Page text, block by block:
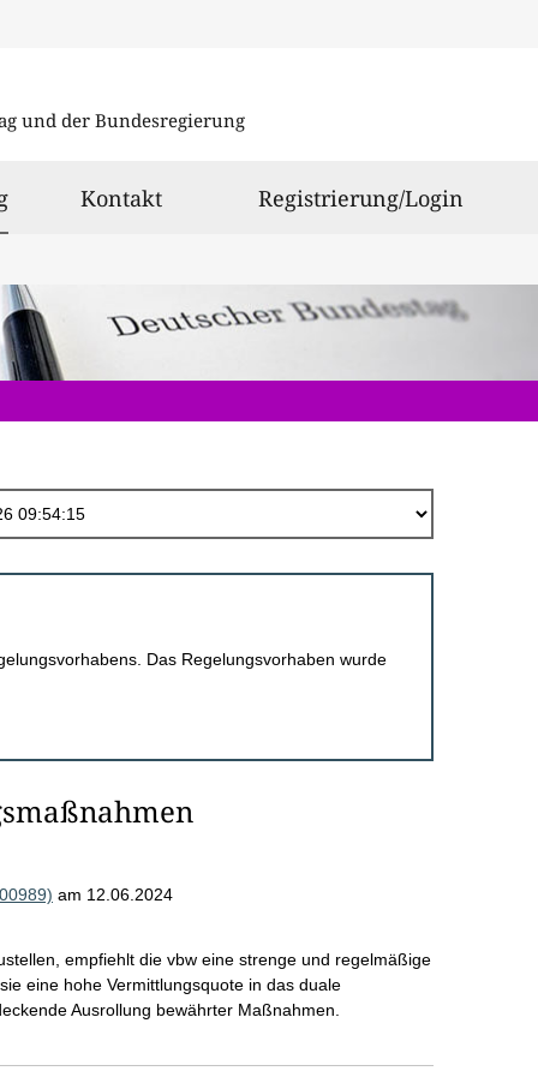
und der Bundesregierung
ausgewählt
Kontakt Registrierung/Login
Das Regelungsvorhaben wurde
am 12.06.2024
empfiehlt die vbw eine strenge und regelmäßige
eine hohe Vermittlungsquote in das duale
Ausrollung bewährter Maßnahmen.